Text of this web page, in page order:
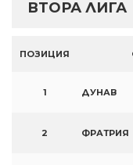
ВТОРА ЛИГА
ПОЗИЦИЯ
1 ДУНАВ
2 ФРАТРИЯ